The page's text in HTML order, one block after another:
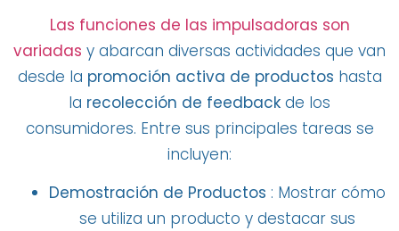
Las funciones de las impulsadoras son
variadas y abarcan diversas actividades que van
desde la promoción activa de productos hasta
la recolección de feedback de los
consumidores. Entre sus principales tareas se
incluyen:
Demostración de Productos : Mostrar cómo
se utiliza un producto y destacar sus